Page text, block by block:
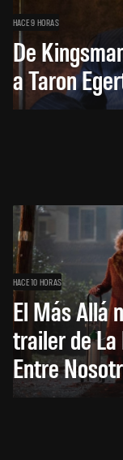
HACE 9 HORAS
De
a Taron
HACE 10 HORAS
El Más Allá
trailer de La
Entre